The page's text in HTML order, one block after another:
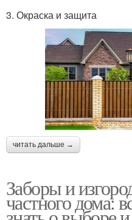
3. Окраска и защита
читать дальше →
Заборы и
частного дома: